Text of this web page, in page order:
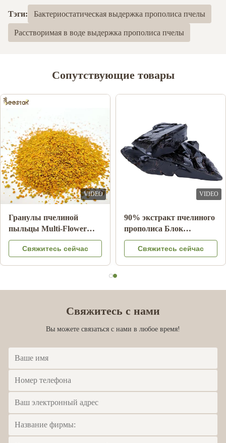
Тэги: Бактериостатическая выдержка прополиса пчелы
Расстворимая в воде выдержка прополиса пчелы
Сопутствующие товары
VIDEO
Оптовая торговля
натуральным пчелиным
медом Сидрный мед
100% натуральные
Свяжитесь сейчас
VIDEO
10-HDA 2%
Органическое свежее
маточное молочко
натуральное пищевое
Свяжитесь сейчас
Свяжитесь с нами
Вы можете связаться с нами в любое время!